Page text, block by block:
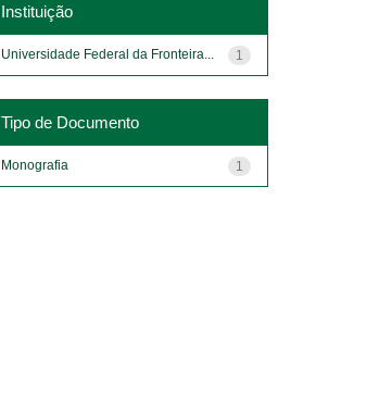
Instituição
1
Universidade Federal da Fronteira...
Tipo de Documento
1
Monografia